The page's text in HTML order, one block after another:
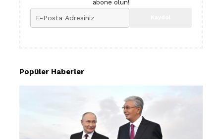
abone olun!
Popüler Haberler